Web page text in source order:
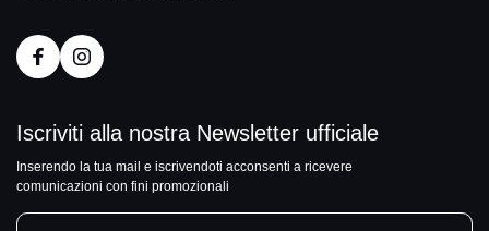
Iscriviti alla nostra Newsletter ufficiale
Inserendo la tua mail e iscrivendoti acconsenti a ricevere
comunicazioni con fini promozionali